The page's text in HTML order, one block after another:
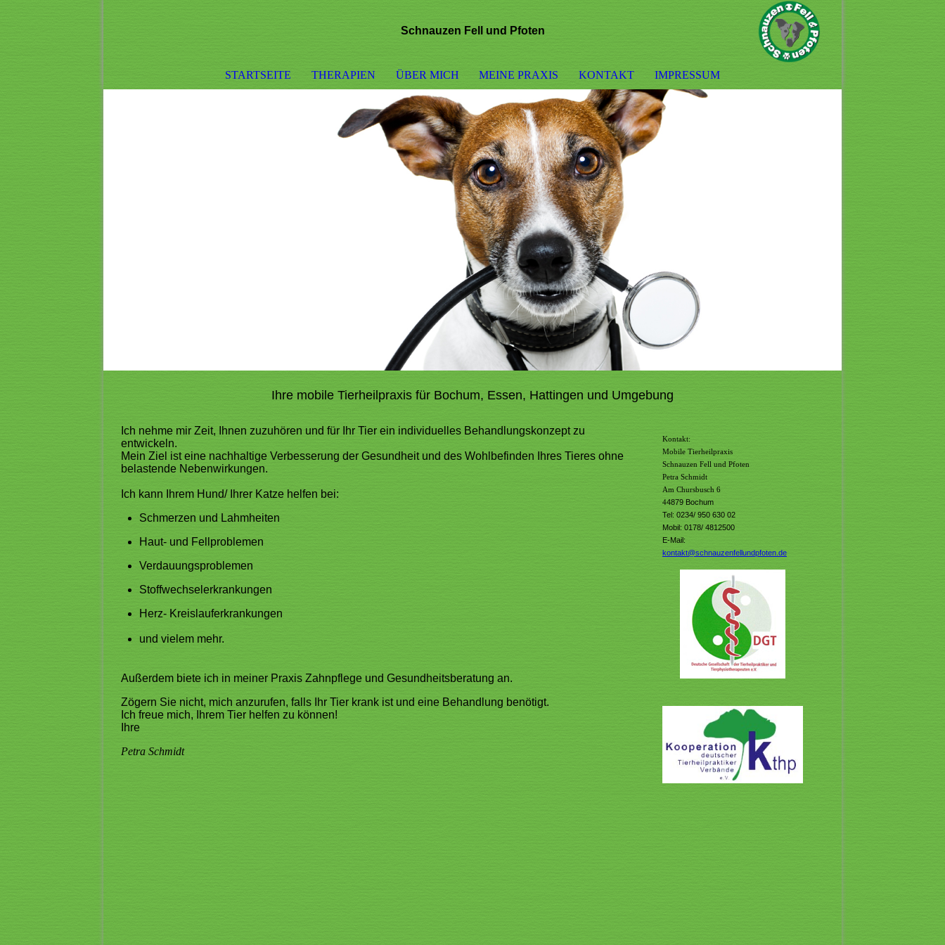
Schnauzen Fell und Pfoten
STARTSEITE THERAPIEN ÜBER MICH MEINE PRAXIS KONTAKT IMPRESSUM
Ihre mobile Tierheilpraxis für Bochum, Essen, Hattingen und Umgebung
Ich nehme mir Zeit, Ihnen zuzuhören und für Ihr Tier ein individuelles Behandlungskonzept zu
entwickeln.
Mein Ziel ist eine nachhaltige Verbesserung der Gesundheit und des Wohlbefinden Ihres Tieres ohne
belastende Nebenwirkungen.
Ich kann Ihrem Hund/ Ihrer Katze helfen bei:
Schmerzen und Lahmheiten
Haut- und Fellproblemen
Verdauungsproblemen
Stoffwechselerkrankungen
Herz- Kreislauferkrankungen
und vielem mehr.
Außerdem biete ich in meiner Praxis Zahnpflege und Gesundheitsberatung an.
Zögern Sie nicht, mich anzurufen, falls Ihr Tier krank ist und eine Behandlung benötigt.
Ich freue mich, Ihrem Tier helfen zu können!
Ihre
Petra Schmidt
Kontakt:
Mobile Tierheilpraxis
Schnauzen Fell und Pfoten
Petra Schmidt
Am Chursbusch 6
44879 Bochum
Tel: 0234/ 950 630 02
Mobil: 0178/ 4812500
E-Mail:
kontakt@schnauzenfellundpfoten.de